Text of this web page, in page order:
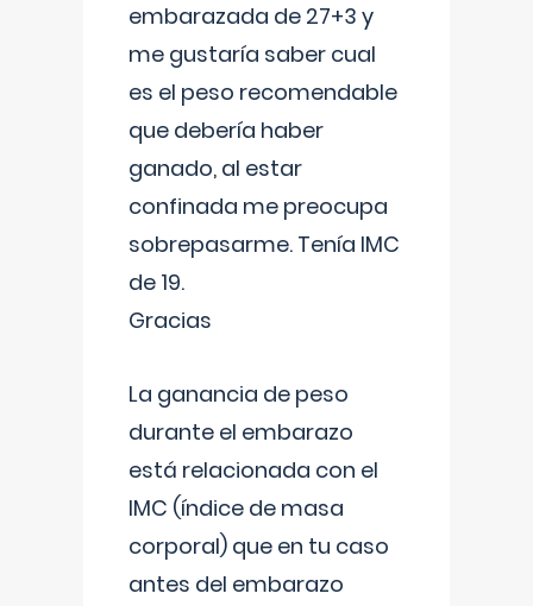
embarazada de 27+3 y
me gustaría saber cual
es el peso recomendable
que debería haber
ganado, al estar
confinada me preocupa
sobrepasarme. Tenía IMC
de 19.
Gracias
La ganancia de peso
durante el embarazo
está relacionada con el
IMC (índice de masa
corporal) que en tu caso
antes del embarazo